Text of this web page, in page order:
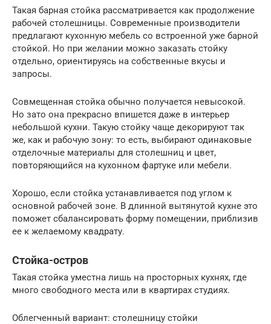
Такая барная стойка рассматривается как продолжение
рабочей столешницы. Современные производители
предлагают кухонную мебель со встроенной уже барной
стойкой. Но при желании можно заказать стойку
отдельно, ориентируясь на собственные вкусы и
запросы.
Совмещенная стойка обычно получается невысокой.
Но зато она прекрасно впишется даже в интерьер
небольшой кухни. Такую стойку чаще декорируют так
же, как и рабочую зону: то есть, выбирают одинаковые
отделочные материалы для столешниц и цвет,
повторяющийся на кухонном фартуке или мебели.
Хорошо, если стойка устанавливается под углом к
основной рабочей зоне. В длинной вытянутой кухне это
поможет сбалансировать форму помещении, приблизив
ее к желаемому квадрату.
Стойка-остров
Такая стойка уместна лишь на просторных кухнях, где
много свободного места или в квартирах студиях.
Облегченный вариант: столешницу стойки